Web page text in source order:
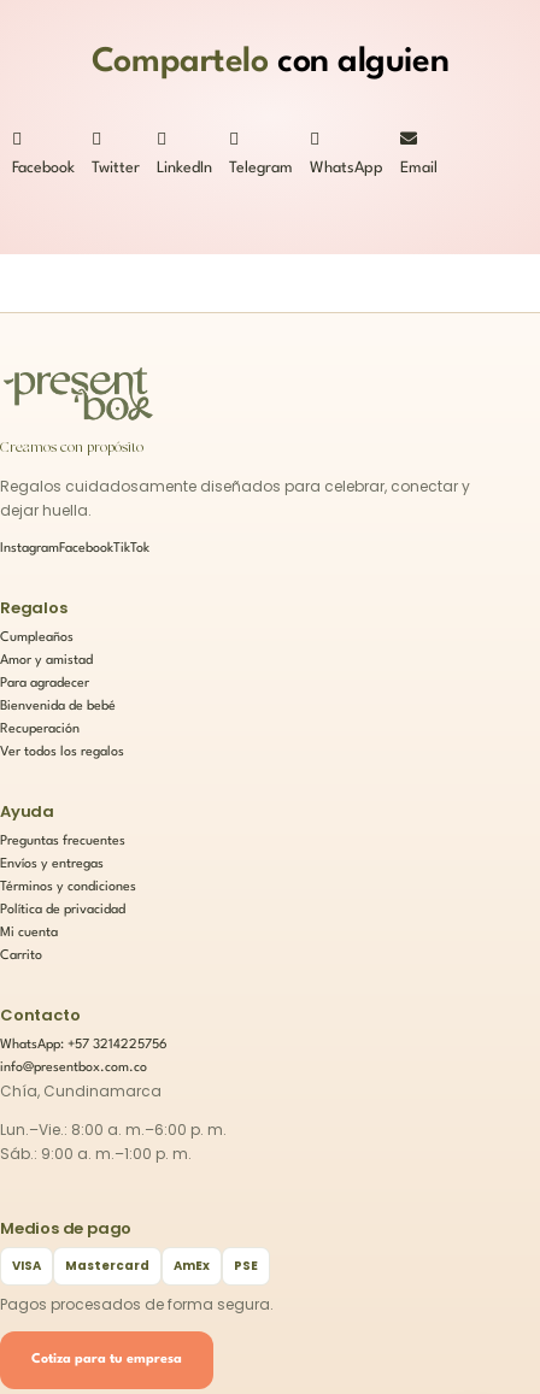
Compartelo con alguien
Facebook Twitter LinkedIn Telegram WhatsApp Email
Creamos con propósito
Regalos cuidadosamente diseñados para celebrar, conectar y
dejar huella.
InstagramFacebook TikTok
Regalos
Cumpleaños
Amor y amistad
Para agradecer
Bienvenida de bebé
Recuperación
Ver todos los regalos
Ayuda
Preguntas frecuentes
Envíos y entregas
Términos y condiciones
Política de privacidad
Mi cuenta
Carrito
Contacto
WhatsApp: +57 3214225756
info@presentbox.com.co
Chía, Cundinamarca
Lun.–Vie.: 8:00 a. m.–6:00 p. m.
Sáb.: 9:00 a. m.–1:00 p. m.
Medios de pago
VISA Mastercard AmEx PSE
Pagos procesados de forma segura.
Cotiza para tu empresa